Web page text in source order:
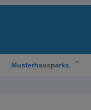
Musterhausparks